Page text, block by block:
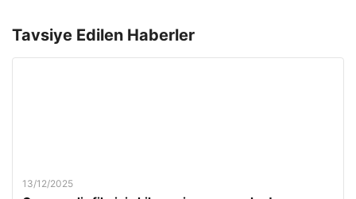
Tavsiye Edilen Haberler
13/12/2025